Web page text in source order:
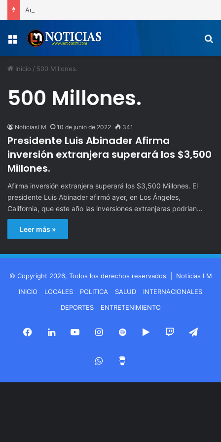
Menú
Inicio / 500 Millones.
500 Millones.
NoticiasLM 10 de junio de 2022 341
Presidente Luis Abinader Afirma
inversión extranjera superará los $3,500
Millones.
Afirma inversión extranjera superará los $3,500 Millones. El
presidente Luis Abinader afirmó ayer, en Los Ángeles,
California, que este año las inversiones extranjeras podrían…
Leer más »
© Copyright 2026, Todos los derechos reservados | Noticias LM
INICIO
LOCALES POLITICA SALUD
INTERNACIONALES
DEPORTES
ENTRETENIMIENTO
Facebook
LinkedInYouTubeInstagram
Spotify Google Twitch
WhatsApp
Me